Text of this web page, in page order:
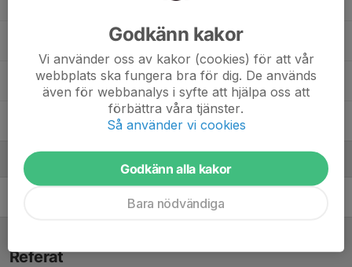
Noah Granström
Svante Stenhoff
Tor Säfström
Ledare
Tränare
Referat
Godkänn kakor
Vi använder oss av kakor (cookies) för att vår
webbplats ska fungera bra för dig. De används
även för webbanalys i syfte att hjälpa oss att
förbättra våra tjänster.
Så använder vi cookies
Godkänn alla kakor
Bara nödvändiga